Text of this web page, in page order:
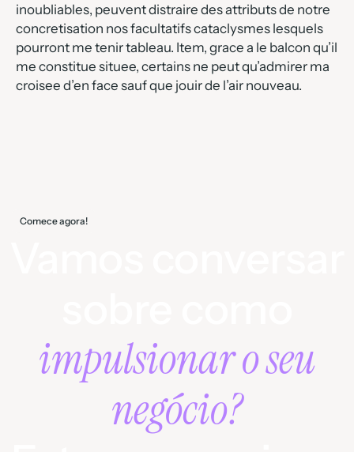
inoubliables, peuvent distraire des attributs de notre
concretisation nos facultatifs cataclysmes lesquels
pourront me tenir tableau. Item, grace a le balcon qu’il
me constitue situee, certains ne peut qu’admirer ma
croisee d’en face sauf que jouir de l’air nouveau.
Comece agora!
impulsionar o seu
negócio?